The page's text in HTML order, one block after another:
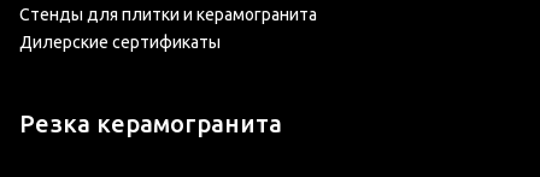
Стенды для плитки и керамогранита
Дилерские сертификаты
Резка керамогранита